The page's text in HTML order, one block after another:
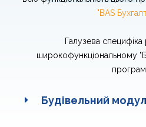
"BAS
Галузева специфіка
широкофункціональному
Будівельний